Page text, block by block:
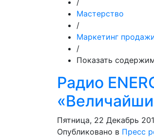
/
Мастерство
/
Маркетинг
/
Показать
Радио
Пятница, 22 Декабрь
Опубликовано в Пресс